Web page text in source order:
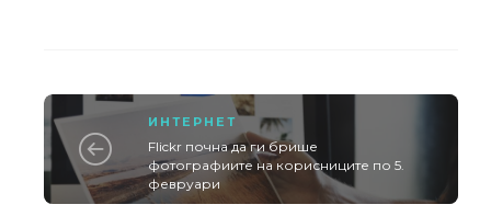
ИНТЕРНЕТ
Flickr почна да ги брише
фотографиите на корисниците по 5.
февруари